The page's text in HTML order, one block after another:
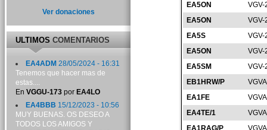
EA5ON
VGV-
EA5ON
VGV-
EA5S
VGV-
EA5ON
VGV-
EA5SM
VGV-
EB1HRW/P
EA1FE
EA4TE/1
EA1RAG/P
Ver donaciones
ULTIMOSCOMENTARIOS
EA4ADM 28/05/2024 - 16:31
Tenemos que hacer mas de
estas....
En VGGU-173por EA4LO
EA4BBB 15/12/2023 - 10:56
MUY BUENAS. OS DESEO A
TODOS LOS AMIGOS Y